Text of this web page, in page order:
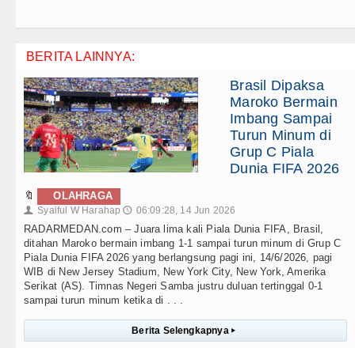
BERITA LAINNYA:
Brasil Dipaksa
Maroko Bermain
Imbang Sampai
Turun Minum di
Grup C Piala
Dunia FIFA 2026
🔖 OLAHRAGA
👤 Syaiful W Harahap 🕔 06:09:28, 14 Jun 2026
RADARMEDAN.com – Juara lima kali Piala Dunia FIFA, Brasil,
ditahan Maroko bermain imbang 1-1 sampai turun minum di Grup C
Piala Dunia FIFA 2026 yang berlangsung pagi ini, 14/6/2026, pagi
WIB di New Jersey Stadium, New York City, New York, Amerika
Serikat (AS). Timnas Negeri Samba justru duluan tertinggal 0-1
sampai turun minum ketika di . . .
Berita Selengkapnya ▸